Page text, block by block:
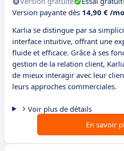
Version payante dès 14,90 € /
Karlia se distingue par sa
interface intuitive, offrant une
fluide et efficace. Grâce à ses
gestion de la relation client,
de mieux interagir avec leur
leurs approches commerciales.
Voir plus de détails
En savoir